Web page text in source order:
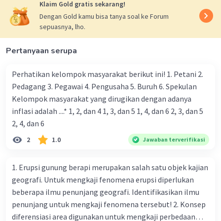
muncul fumarol: Fumarol adalah ventilasi
alami yang mengeluarkan gas dan uap
panas dari bawah permukaan Bumi,
seringkali terkait dengan aktivitas
vulkanik.
gempa susulan dapat terjadi sebagai
akibat dari aktivitas vulkanik.
ekstruksi linier: Ini mungkin merujuk pada
terbentuknya guratan atau patahan yang
Berdasarkan deskripsi di atas, fenomena
Klaim Gold gratis sekarang!
Dengan Gold kamu bisa tanya soal ke Forum
sepuasnya, lho.
Pertanyaan serupa
Perhatikan kelompok masyarakat berikut ini! 1. Petani 2.
Pedagang 3. Pegawai 4. Pengusaha 5. Buruh 6. Spekulan
Kelompok masyarakat yang dirugikan dengan adanya
inflasi adalah ....* 1, 2, dan 4 1, 3, dan 5 1, 4, dan 6 2, 3, dan 5
2, 4, dan 6
2 1.0 Jawaban terverifikasi
1. Erupsi gunung berapi merupakan salah satu objek kajian
geografi. Untuk mengkaji fenomena erupsi diperlukan
beberapa ilmu penunjang geografi. Identifikasikan ilmu
penunjang untuk mengkaji fenomena tersebut! 2. Konsep
diferensiasi area digunakan untuk mengkaji perbedaan